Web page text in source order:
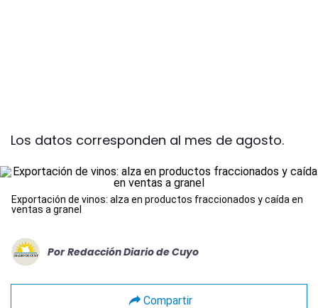
Los datos corresponden al mes de agosto.
Exportación de vinos: alza en productos fraccionados y caída en
ventas a granel
Por Redacción Diario de Cuyo
Compartir